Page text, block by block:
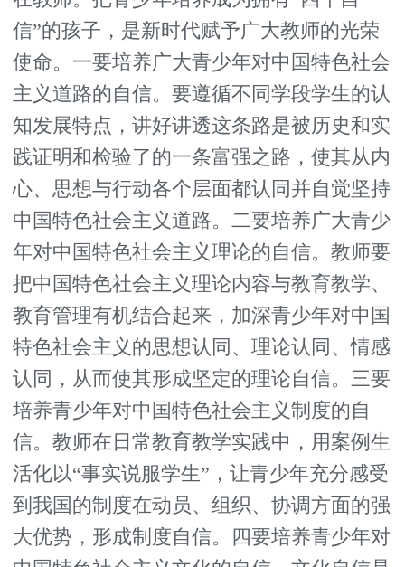
信”的孩子，是新时代赋予广大教师的光荣
使命。一要培养广大青少年对中国特色社会
主义道路的自信。要遵循不同学段学生的认
知发展特点，讲好讲透这条路是被历史和实
践证明和检验了的一条富强之路，使其从内
心、思想与行动各个层面都认同并自觉坚持
中国特色社会主义道路。二要培养广大青少
年对中国特色社会主义理论的自信。教师要
把中国特色社会主义理论内容与教育教学、
教育管理有机结合起来，加深青少年对中国
特色社会主义的思想认同、理论认同、情感
认同，从而使其形成坚定的理论自信。三要
培养青少年对中国特色社会主义制度的自
信。教师在日常教育教学实践中，用案例生
活化以“事实说服学生”，让青少年充分感受
到我国的制度在动员、组织、协调方面的强
大优势，形成制度自信。四要培养青少年对